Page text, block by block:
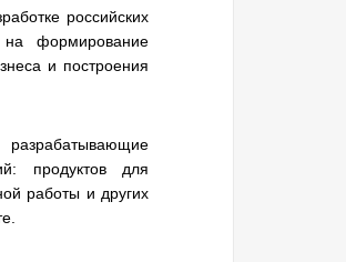
российских
формирование
и построения
разрабатывающие
продуктов для
работы и других